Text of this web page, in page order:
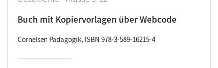
Buch mit Kopiervorlagen über Webcode
Cornelsen Pädagogik, ISBN 978-3-589-16215-4